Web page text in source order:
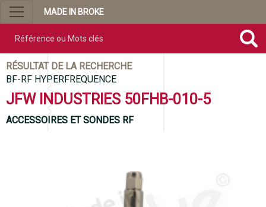
MADE IN BROKE
RÉSULTAT DE LA RECHERCHE
BF-RF HYPERFREQUENCE
JFW INDUSTRIES 50FHB-010-5
ACCESSOIRES ET SONDES RF